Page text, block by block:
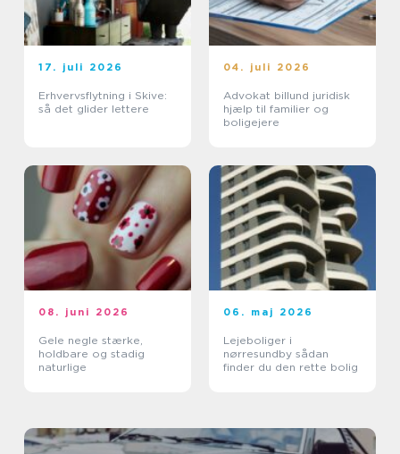
17. juli 2026
Erhvervsflytning i Skive:
så det glider lettere
04. juli 2026
Advokat billund juridisk
hjælp til familier og
boligejere
08. juni 2026
Gele negle stærke,
holdbare og stadig
naturlige
06. maj 2026
Lejeboliger i
nørresundby sådan
finder du den rette bolig